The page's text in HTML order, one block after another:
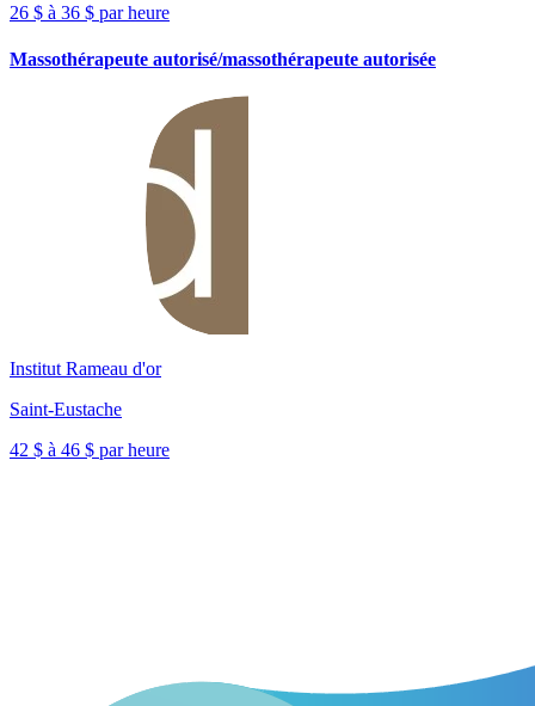
26 $ à 36 $ par heure
Massothérapeute autorisé/massothérapeute autorisée
Institut Rameau d'or
Saint-Eustache
42 $ à 46 $ par heure